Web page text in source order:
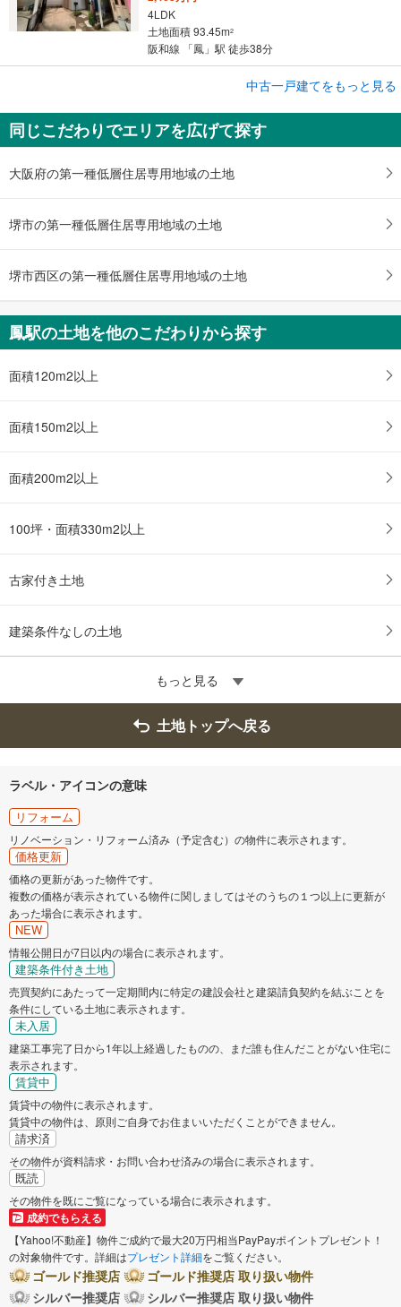
4LDK
土地面積 93.45m2
阪和線 「鳳」駅 徒歩38分
堺市中区深井中町
880万円
3DK
土地面積 57.08m
中古一戸建てをもっと見る
同じこだわりでエリアを広げて探す
大阪府の第一種低層住居専用地域の土地
堺市の第一種低層住居専用地域の土地
堺市西区の第一種低層住居専用地域の土地
鳳駅の土地を他のこだわりから探す
面積120m2以上
面積150m2以上
面積200m2以上
100坪・面積330m2以上
古家付き土地
建築条件なしの土地
もっと見る
土地トップへ戻る
ラベル・アイコンの意味
リフォーム
リノベーション・リフォーム済み（予定含む）の物件に表示されます。
価格更新
価格の更新があった物件です。
複数の価格が表示されている物件に関しましてはそのうちの１つ以上に更新が
あった場合に表示されます。
NEW
情報公開日が7日以内の場合に表示されます。
建築条件付き土地
売買契約にあたって一定期間内に特定の建設会社と建築請負契約を結ぶことを
条件にしている土地に表示されます。
未入居
建築工事完了日から1年以上経過したものの、まだ誰も住んだことがない住宅に
表示されます。
賃貸中
賃貸中の物件に表示されます。
賃貸中の物件は、原則ご自身でお住まいいただくことができません。
請求済
その物件が資料請求・お問い合わせ済みの場合に表示されます。
既読
その物件を既にご覧になっている場合に表示されます。
成約でもらえる
【Yahoo!不動産】物件ご成約で最大20万円相当PayPayポイントプレゼント！
の対象物件です。詳細はプレゼント詳細をご覧ください。
ゴールド推奨店
ゴールド推奨店 取り扱い物件
シルバー推奨店
シルバー推奨店 取り扱い物件